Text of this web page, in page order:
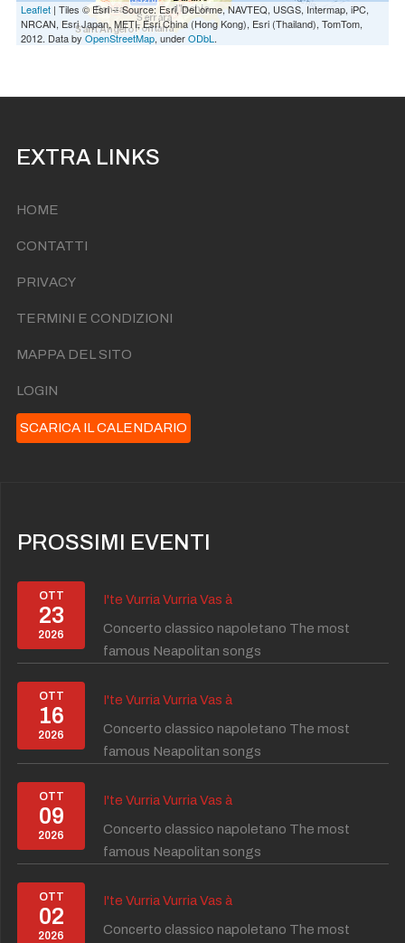
Leaflet | Tiles © Esri -- Source: Esri, DeLorme, NAVTEQ, USGS, Intermap, iPC,
NRCAN, Esri Japan, METI, Esri China (Hong Kong), Esri (Thailand), TomTom,
2012. Data byOpenStreetMap, underODbL .
EXTRA LINKS
HOME
CONTATTI
PRIVACY
TERMINI E CONDIZIONI
MAPPA DEL SITO
LOGIN
SCARICA IL CALENDARIO
PROSSIMI EVENTI
OTT
23
2026
I'te Vurria Vurria Vas à
Concerto classico napoletano The most
famous Neapolitan songs
OTT
16
2026
I'te Vurria Vurria Vas à
Concerto classico napoletano The most
famous Neapolitan songs
OTT
09
2026
I'te Vurria Vurria Vas à
Concerto classico napoletano The most
famous Neapolitan songs
OTT
02
2026
I'te Vurria Vurria Vas à
Concerto classico napoletano The most